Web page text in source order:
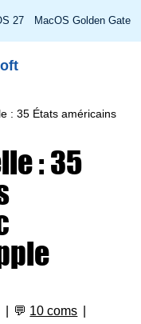
27 MacOS Golden Gate
: 35 États américains
: 35
💬 10 coms